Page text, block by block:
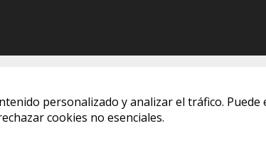
personalizado y analizar el tráfico.
cookies no esenciales.